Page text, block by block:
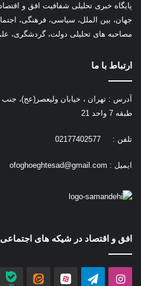
پایگاه خبری تحلیلی شفافیت افق و
جهان، بین الملل، سیاسی، فرهنگی،
مصاحبه های تحلیلی دولت، گردشگری،
ارتباط با ما
طبقه 7 واحد 21
تلفن : 02177402577
ایمیل : ofoghoeghtesad@gmail.com
افق و اقتصاد در شیکه های اجتماعی
اینستاگرامتلگرام آپارات ایتا